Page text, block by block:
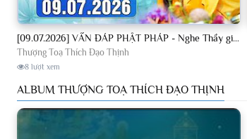
[09.07.2026] VẤN ĐÁP PHẬT PHÁP - Nghe Thầy giảng Pháp mỗi ngày CÔNG ĐỨC VÔ LƯỢNG│TT. Thích Đạo Thịnh
Thượng Toạ Thích Đạo Thịnh
8 lượt xem
ALBUM THƯỢNG TOẠ THÍCH ĐẠO THỊNH